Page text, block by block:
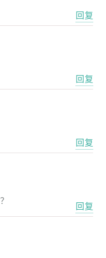
回复
回复
回复
回复